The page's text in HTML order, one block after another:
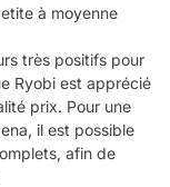
à moyenne
très positifs pour
Ryobi est apprécié
prix. Pour une
il est possible
afin de